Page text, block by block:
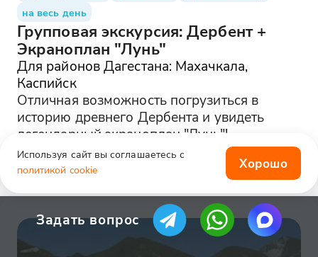
на весь день
Групповая экскурсия: Дербент +
Экраноплан "Лунь"
Для районов Дагестана: Махачкала,
Каспийск
Отличная возможность погрузиться в
историю древнего Дербента и увидеть
легендарный экраноплан "Лунь"!
4000₽ 4.8
Задать вопрос
Используя сайт вы соглашаетесь с
политикой cookie
Хорошо